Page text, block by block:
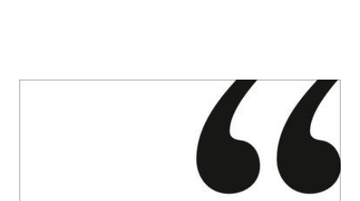
Die Kunst des Miteinander-Redens
Zur Wunschliste hinzufügen